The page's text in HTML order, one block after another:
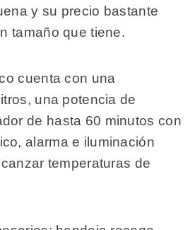
y su precio bastante
tamaño que tiene.
cuenta con una
una potencia de
de hasta 60 minutos con
alarma e iluminación
temperaturas de